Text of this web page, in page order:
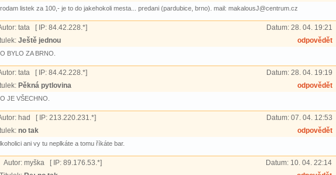
listek za 100,- je to do jakehokoli mesta... predani (pardubice, brno). mail: makalousJ@centrum.cz
tata [ IP: 84.42.228.*] Datum: 28. 04. 19:21
Ještě jednou odpovědět
BYLO ZA BRNO.
tata [ IP: 84.42.228.*] Datum: 28. 04. 19:19
Pěkná pytlovina odpovědět
JE VŠECHNO.
had [ IP: 213.220.231.*] Datum: 07. 04. 12:53
no tak odpovědět
ani vy tu neplkáte a tomu říkáte bar.
Autor: myška [ IP: 89.176.53.*] Datum: 10. 04. 22:14